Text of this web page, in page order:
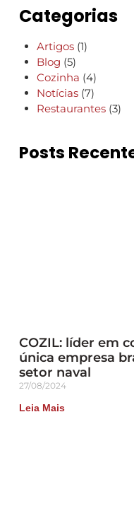
Categorias
Artigos (1)
Blog (5)
Cozinha (4)
Notícias (7)
Restaurantes (3)
Posts
COZIL: líder em
única empresa
setor naval
27/08/2024
Leia Mais